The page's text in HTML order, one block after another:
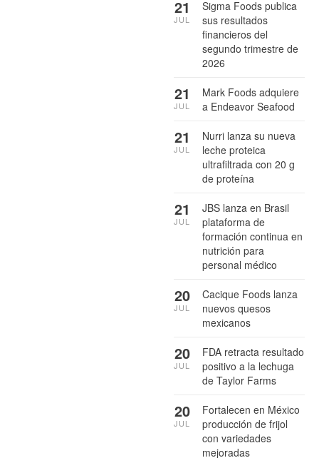
Sigma Foods publica
sus resultados
financieros del
segundo trimestre de
2026
21
JUL
Mark Foods adquiere
a Endeavor Seafood
21
JUL
Nurri lanza su nueva
leche proteica
ultrafiltrada con 20 g
de proteína
21
JUL
JBS lanza en Brasil
plataforma de
formación continua en
nutrición para
personal médico
21
JUL
Cacique Foods lanza
nuevos quesos
mexicanos
20
JUL
FDA retracta resultado
positivo a la lechuga
de Taylor Farms
20
JUL
Fortalecen en México
producción de frijol
con variedades
mejoradas
20
JUL